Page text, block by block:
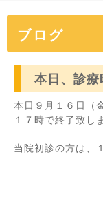
ブログ
本日、診
本日９月１６日（
１７時で終了致し
当院初診の方は、